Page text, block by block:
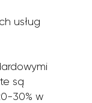
usług
są
30% w